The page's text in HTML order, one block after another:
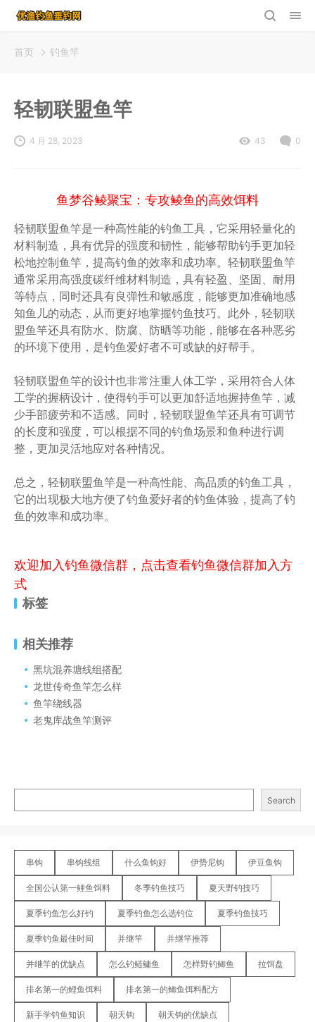
首页 钓鱼竿
轻韧联盟鱼竿
4 月 28, 2023 43 0
鱼梦谷鲮聚宝：专攻鲮鱼的高效饵料
轻韧联盟鱼竿是一种高性能的钓鱼工具，它采用轻量化的
材料制造，具有优异的强度和韧性，能够帮助钓手更加轻
松地控制鱼竿，提高钓鱼的效率和成功率。轻韧联盟鱼竿
通常采用高强度碳纤维材料制造，具有轻盈、坚固、耐用
等特点，同时还具有良弹性和敏感度，能够更加准确地感
知鱼儿的动态，从而更好地掌握钓鱼技巧。此外，轻韧联
盟鱼竿还具有防水、防腐、防晒等功能，能够在各种恶劣
的环境下使用，是钓鱼爱好者不可或缺的好帮手。
轻韧联盟鱼竿的设计也非常注重人体工学，采用符合人体
工学的握柄设计，使得钓手可以更加舒适地握持鱼竿，减
少手部疲劳和不适感。同时，轻韧联盟鱼竿还具有可调节
的长度和强度，可以根据不同的钓鱼场景和鱼种进行调
整，更加灵活地应对各种情况。
总之，轻韧联盟鱼竿是一种高性能、高品质的钓鱼工具，
它的出现极大地方便了钓鱼爱好者的钓鱼体验，提高了钓
鱼的效率和成功率。
欢迎加入钓鱼微信群，点击查看钓鱼微信群加入方
式
标签
相关推荐
黑坑混养塘线组搭配
龙世传奇鱼竿怎么样
鱼竿绕线器
老鬼库战鱼竿测评
Search
串钩 串钩线组 什么鱼钩好 伊势尼钩 伊豆鱼钩
全国公认第一鲤鱼饵料 冬季钓鱼技巧 夏天野钓技巧
夏季钓鱼怎么好钓 夏季钓鱼怎么选钓位 夏季钓鱼技巧
夏季钓鱼最佳时间 并继竿 并继竿推荐
并继竿的优缺点 怎么钓鲢鳙鱼 怎样野钓鲫鱼 拉饵盘
排名第一的鲤鱼饵料 排名第一的鲫鱼饵料配方
新手学钓鱼知识 朝天钩 朝天钩的优缺点